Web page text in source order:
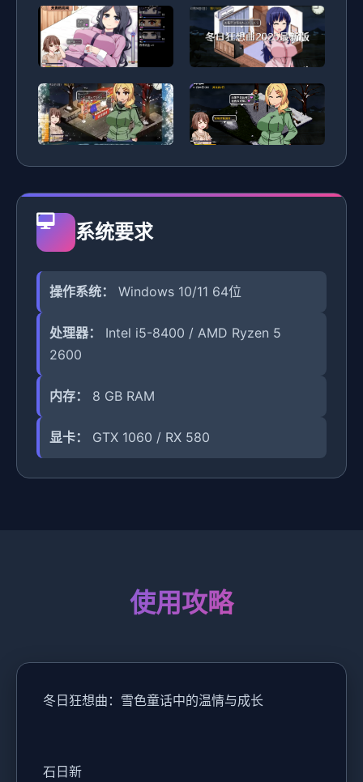
系统要求
操作系统： Windows 10/11 64位
处理器：
Intel i5-8400 / AMD Ryzen 5
2600
内存： 8 GB RAM
显卡： GTX 1060 / RX 580
使用攻略
冬日狂想曲：雪色童话中的温情与成长
石日新